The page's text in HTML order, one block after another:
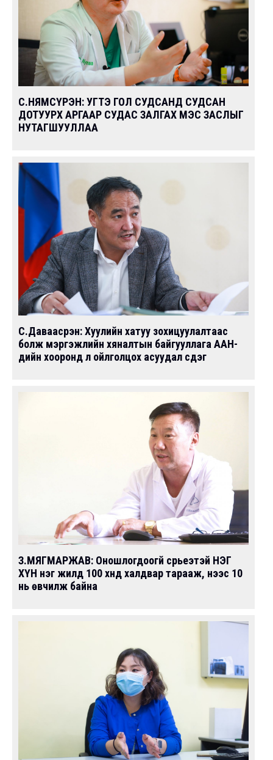
С.НЯМСҮРЭН: УГТЭ ГОЛ СУДСАНД СУДСАН
ДОТУУРХ АРГААР СУДАС ЗАЛГАХ МЭС ЗАСЛЫГ
НУТАГШУУЛЛАА
С.Даваасүрэн: Хуулийн хатуу зохицуулалтаас
болж мэргэжлийн хяналтын байгууллага ААН-
үүдийн хооронд үл ойлголцох асуудал үүсдэг
З.МЯГМАРЖАВ: Оношлогдоогүй сүрьеэтэй НЭГ
ХҮН нэг жилд 100 хүнд халдвар тарааж, үүнээс 10
нь өвчилж байна